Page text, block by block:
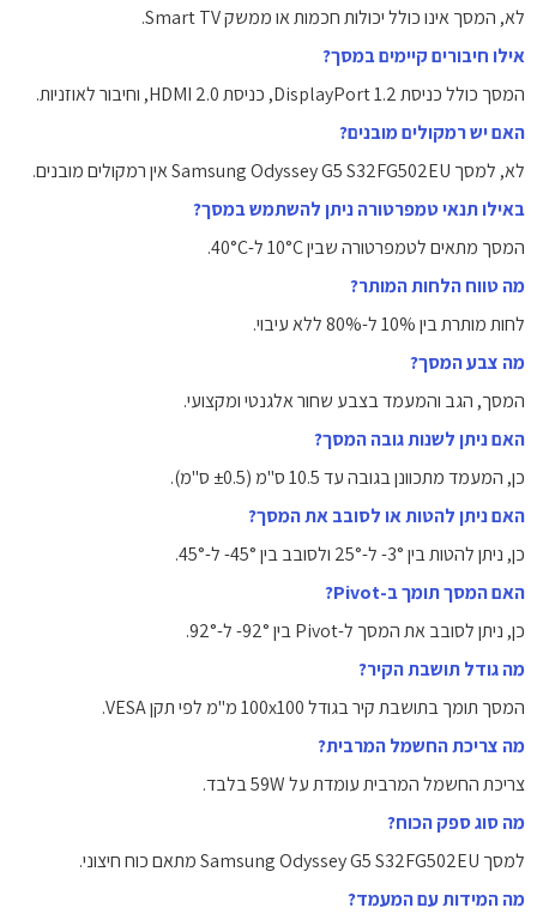
לא, המסך אינו כולל יכולות חכמות או ממשק Smart TV.
אילו חיבורים קיימים במסך?
המסך כולל כניסת DisplayPort 1.2, כניסת HDMI 2.0, וחיבור לאוזניות.
האם יש רמקולים מובנים?
לא, למסך Samsung Odyssey G5 S32FG502EU אין רמקולים מובנים.
באילו תנאי טמפרטורה ניתן להשתמש במסך?
המסך מתאים לטמפרטורה שבין ‎10°C‎ ל-‎40°C‎.
מה טווח הלחות המותר?
לחות מותרת בין ‎10%‎ ל-‎80%‎ ללא עיבוי.
מה צבע המסך?
המסך, הגב והמעמד בצבע שחור אלגנטי ומקצועי.
האם ניתן לשנות גובה המסך?
כן, המעמד מתכוונן בגובה עד ‎10.5 ס"מ‎ (±0.5 ס"מ).
האם ניתן להטות או לסובב את המסך?
כן, ניתן להטות בין ‎-3°‎ ל-‎25°‎ ולסובב בין ‎-45°‎ ל-‎45°‎.
האם המסך תומך ב-Pivot?
כן, ניתן לסובב את המסך ל-Pivot בין ‎-92°‎ ל-‎92°‎.
מה גודל תושבת הקיר?
המסך תומך בתושבת קיר בגודל ‎100x100‎ מ"מ לפי תקן VESA.
מה צריכת החשמל המרבית?
צריכת החשמל המרבית עומדת על ‎59W‎ בלבד.
מה סוג ספק הכוח?
למסך Samsung Odyssey G5 S32FG502EU מתאם כוח חיצוני.
מה המידות עם המעמד?